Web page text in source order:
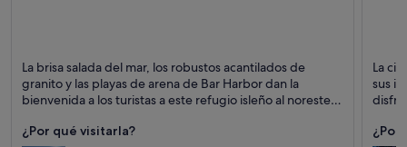
Puntos fuertes:
Puertos, Bares y
La brisa salada del mar, los robustos acantilados de
granito y las playas de arena de Bar Harbor dan la
bienvenida a los turistas a este refugio isleño al noreste
¿Por qué visitarla?
La
sus
¿Por